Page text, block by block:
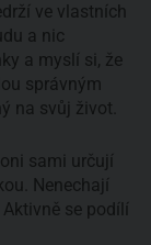
ve vlastních
a nic
a myslí si, že
správným
na svůj život.
sami určují
Nenechají
se podílí